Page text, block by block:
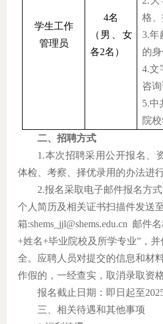
学生工作
管理员
4名
（男、女
各2名）
格、
3.年
的
4.文
咨
5.中
院
二、招聘方式
1.本次招聘采用公开报名、
体检、考察、择优录用的办法进行
2.报名采取电子邮件报名方
个人简历及相关证书扫描件发送
箱:shems_jjl@shems.edu.cn 邮件
+姓名+毕业院校及所学专业”，
全。应聘人员对提交的信息和材
作假的，一经查实，取消录取资格
报名截止日期：即日起至
三、相关待遇和其他事项